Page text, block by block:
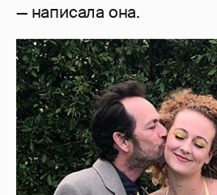
— написала она.